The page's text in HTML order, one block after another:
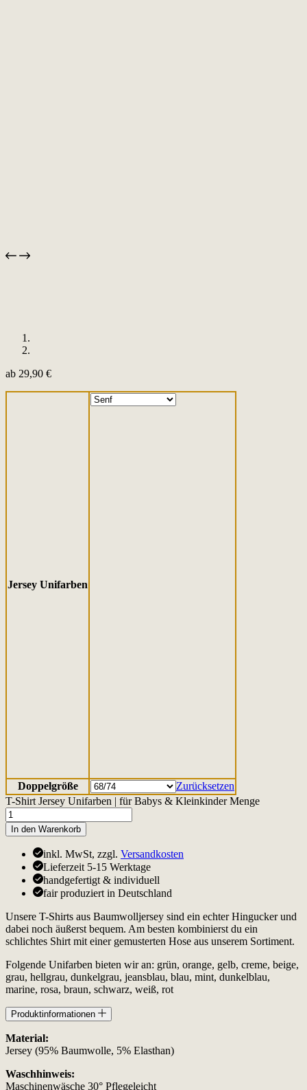
ab 29,90 €
Jersey Unifarben
Doppelgröße
Zurücksetzen
T-Shirt Jersey Unifarben | für Babys & Kleinkinder Menge
In den Warenkorb
inkl. MwSt, zzgl. Versandkosten
Lieferzeit 5-15 Werktage
handgefertigt & individuell
fair produziert in Deutschland
Unsere T-Shirts aus Baumwolljersey sind ein echter Hingucker und
dabei noch äußerst bequem. Am besten kombinierst du ein
schlichtes Shirt mit einer gemusterten Hose aus unserem Sortiment.
Folgende Unifarben bieten wir an: grün, orange, gelb, creme, beige,
grau, hellgrau, dunkelgrau, jeansblau, blau, mint, dunkelblau,
marine, rosa, braun, schwarz, weiß, rot
Produktinformationen
Material:
Jersey (95% Baumwolle, 5% Elasthan)
Waschhinweis:
Maschinenwäsche 30° Pflegeleicht